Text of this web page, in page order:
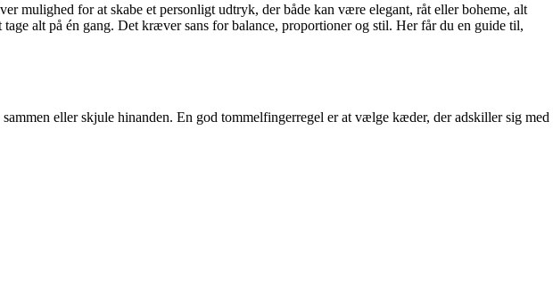
mulighed for at skabe et personligt udtryk, der både kan være elegant, råt eller boheme, alt
alt på én gang. Det kræver sans for balance, proportioner og stil. Her får du en guide til,
eller skjule hinanden. En god tommelfingerregel er at vælge kæder, der adskiller sig med